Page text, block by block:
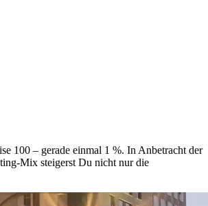
100 – gerade einmal 1 %. In Anbetracht der
Mix steigerst Du nicht nur die